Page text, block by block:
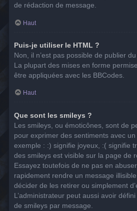
de rédaction de message.
Haut
Puis-je utiliser le HTML ?
Non, il n’est pas possible de publier
La plupart des mises en forme
être appliquées avec les BBCodes.
Haut
Que sont les smileys ?
Les smileys, ou émoticônes, sont de
pour exprimer des sentiments avec un
exemple : :) signifie joyeux, :( signifie
des smileys est visible sur la page de
Essayez toutefois de ne pas en
rapidement rendre un message
décider de les retirer ou simplement
L’administrateur peut aussi avoir
de smileys par message.